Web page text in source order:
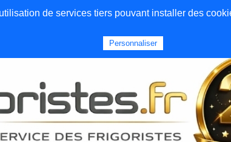
Emploi Qui
de services tiers pouvant installer des
Personnaliser